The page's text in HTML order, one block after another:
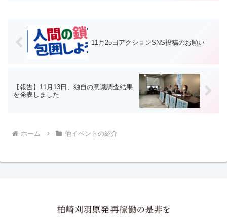
11月25日アクションSNS投稿のお願い
【報告】11月13日、独自の意識調査結果
を発表しました
ホーム 他イベントの紹介